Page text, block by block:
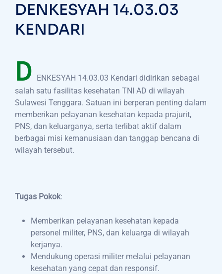
DENKESYAH 14.03.03
KENDARI
D
ENKESYAH 14.03.03 Kendari didirikan sebagai
salah satu fasilitas kesehatan TNI AD di wilayah
Sulawesi Tenggara. Satuan ini berperan penting dalam
memberikan pelayanan kesehatan kepada prajurit,
PNS, dan keluarganya, serta terlibat aktif dalam
berbagai misi kemanusiaan dan tanggap bencana di
wilayah tersebut.
Tugas Pokok:
Memberikan pelayanan kesehatan kepada
personel militer, PNS, dan keluarga di wilayah
kerjanya.
Mendukung operasi militer melalui pelayanan
kesehatan yang cepat dan responsif.